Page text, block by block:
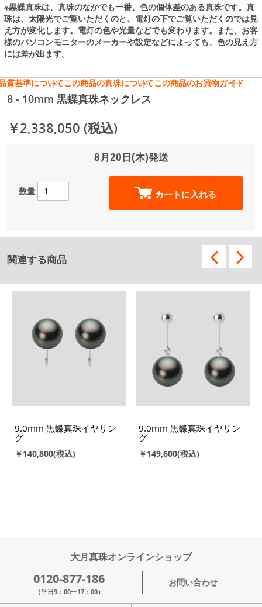
※黒蝶真珠は、真珠のなかでも一番、色の個体差のある真珠です。真
珠は、太陽光でご覧いただくのと、電灯の下でご覧いただくのでは見
え方が変化します。電灯の色や光量などでも変わります。また、お客
様のパソコンモニターのメーカーや設定などによっても、色の見え方
には差が出ます。
質基準についてこの商品の真珠についてこの商品のお買物ガイド
8 - 10mm 黒蝶真珠ネックレス
￥2,338,050 (税込)
8月20日(木)発送
数量 カートに入れる
関連する商品
9.0mm 黒蝶真珠イヤリン
グ
￥140,800
9.0mm 黒蝶真珠イヤリン
グ
￥149,600
大月真珠オンラインショップ
0120-877-186
（平日9：00〜17：00）
お問い合わせ